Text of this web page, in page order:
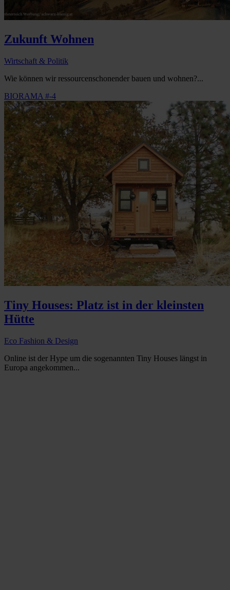
Zukunft Wohnen
Wirtschaft & Politik
Wie können wir ressourcenschonender bauen und wohnen?...
BIORAMA #-4
Tiny Houses: Platz ist in der kleinsten
Hütte
Eco Fashion & Design
Online ist der Hype um die sogenannten Tiny Houses längst in
Europa angekommen...